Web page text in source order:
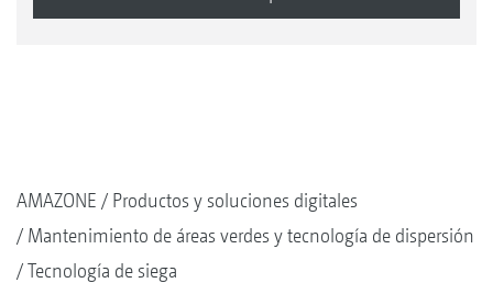
AMAZONE
Productos y soluciones digitales
Mantenimiento de áreas verdes y tecnología de dispersión
Tecnología de siega